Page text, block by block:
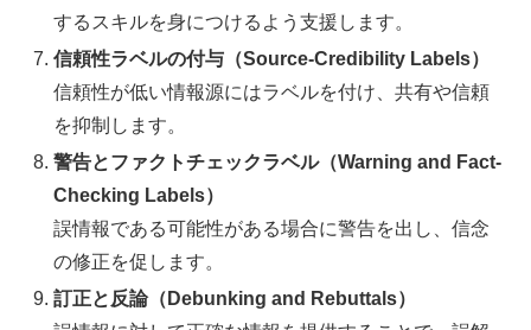
するスキルを身につけるよう支援します。
信頼性ラベルの付与（Source-Credibility Labels）
信頼性が低い情報源にはラベルを付け、共有や信頼
を抑制します。
警告とファクトチェックラベル（Warning and Fact-
Checking Labels）
誤情報である可能性がある場合に警告を出し、信念
の修正を促します。
訂正と反論（Debunking and Rebuttals）